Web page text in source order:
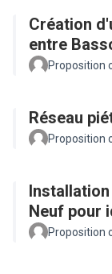
Création
entre
Proposition
Réseau
Proposition
Neuf pour
Proposition